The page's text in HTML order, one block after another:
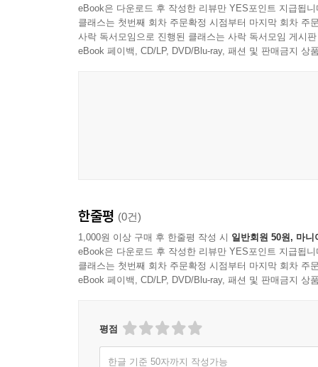
eBook은 다운로드 후 작성한 리뷰만 YES포인트 지급됩니
클래스는 첫번째 회차 주문확정 시점부터 마지막 회차 주
사락 독서모임으로 진행된 클래스는 사락 독서모임 게시
eBook 페이백, CD/LP, DVD/Blu-ray, 패션 및 판매금지 상
한줄평 (0건)
1,000원 이상 구매 후 한줄평 작성 시 일반회원 50원, 마니
eBook은 다운로드 후 작성한 리뷰만 YES포인트 지급됩니
클래스는 첫번째 회차 주문확정 시점부터 마지막 회차 주
eBook 페이백, CD/LP, DVD/Blu-ray, 패션 및 판매금지 상
평점
한글 기준 50자까지 작성가능